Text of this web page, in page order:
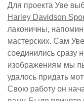
Для проекта Уве
Harley Davidson
лаконичны,
мастерских. Сам
соединились сразу
изображениям мы
удалось придать
Свою работу он